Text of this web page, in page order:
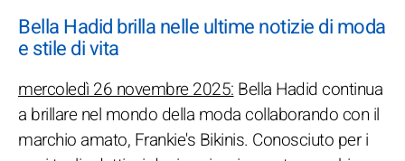
Bella Hadid brilla nelle ultime notizie di moda
e stile di vita
mercoledì 26 novembre 2025: Bella Hadid continua
a brillare nel mondo della moda collaborando con il
marchio amato, Frankie's Bikinis. Conosciuto per i